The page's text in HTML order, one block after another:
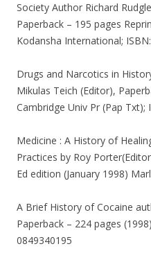
Society Author Richard
Paperback – 195 pages
Kodansha International;
Drugs and Narcotics in
Mikulas Teich (Editor),
Cambridge Univ Pr (Pap Txt);
Medicine : A History of
Practices by Roy
Ed edition (January 1998)
A Brief History of Cocaine
Paperback – 224 pages
0849340195